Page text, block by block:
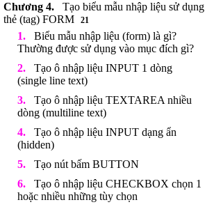
Tạo biểu mẫu nhập liệu sử dụng
thẻ (tag) FORM
21
Biểu mẫu nhập liệu (form) là gì?
Thường được sử dụng vào mục đích gì?
Tạo ô nhập liệu INPUT 1 dòng
(single line text)
Tạo ô nhập liệu TEXTAREA nhiều
dòng (multiline text)
Tạo ô nhập liệu INPUT dạng ẩn
(hidden)
Tạo nút bấm BUTTON
Tạo ô nhập liệu CHECKBOX chọn 1
hoặc nhiều những tùy chọn